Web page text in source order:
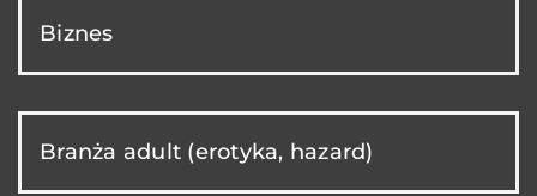
Biznes
Branża adult (erotyka, hazard)